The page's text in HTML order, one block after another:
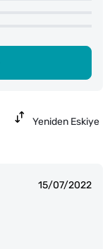
Yeniden Eskiye
15/07/2022